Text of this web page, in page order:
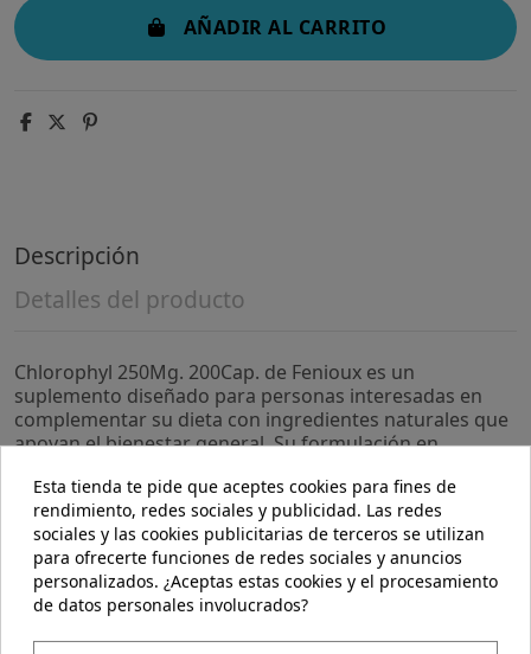
AÑADIR AL CARRITO
Descripción
Detalles del producto
Chlorophyl 250Mg. 200Cap. de Fenioux es un
suplemento diseñado para personas interesadas en
complementar su dieta con ingredientes naturales que
apoyan el bienestar general. Su formulación en
rutina equilibrada.
- Cada cápsula contiene 250 mg de clorofila, un
compuesto conocido por su aporte en la limpieza
interna y apoyo al metabolismo.
- Presentación de 200 cápsulas que permite un
Esta tienda te pide que aceptes cookies para fines de
rendimiento, redes sociales y publicidad. Las redes
sociales y las cookies publicitarias de terceros se utilizan
para ofrecerte funciones de redes sociales y anuncios
personalizados. ¿Aceptas estas cookies y el procesamiento
de datos personales involucrados?